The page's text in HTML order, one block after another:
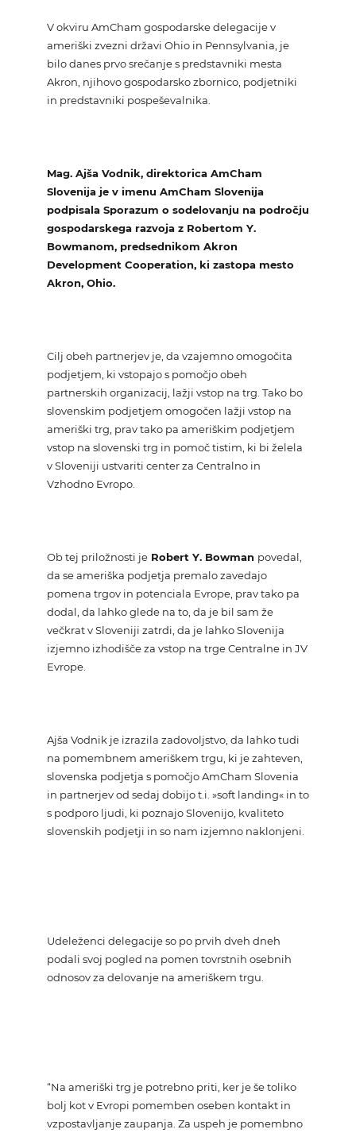
V okviru AmCham gospodarske delegacije v
ameriški zvezni državi Ohio in Pennsylvania, je
bilo danes prvo srečanje s predstavniki mesta
Akron, njihovo gospodarsko zbornico, podjetniki
in predstavniki pospeševalnika.
Mag. Ajša Vodnik, direktorica AmCham
Slovenija je v imenu AmCham Slovenija
podpisala Sporazum o sodelovanju na področju
gospodarskega razvoja z Robertom Y.
Bowmanom, predsednikom Akron
Development Cooperation, ki zastopa mesto
Akron, Ohio.
Cilj obeh partnerjev je, da vzajemno omogočita
podjetjem, ki vstopajo s pomočjo obeh
partnerskih organizacij, lažji vstop na trg. Tako bo
slovenskim podjetjem omogočen lažji vstop na
ameriški trg, prav tako pa ameriškim podjetjem
vstop na slovenski trg in pomoč tistim, ki bi želela
v Sloveniji ustvariti center za Centralno in
Vzhodno Evropo.
Ob tej priložnosti jeRobert Y. Bowman povedal,
da se ameriška podjetja premalo zavedajo
pomena trgov in potenciala Evrope, prav tako pa
dodal, da lahko glede na to, da je bil sam že
večkrat v Sloveniji zatrdi, da je lahko Slovenija
izjemno izhodišče za vstop na trge Centralne in JV
Evrope.
Ajša Vodnik je izrazila zadovoljstvo, da lahko tudi
na pomembnem ameriškem trgu, ki je zahteven,
slovenska podjetja s pomočjo AmCham Slovenia
in partnerjev od sedaj dobijo t.i. »soft landing« in to
s podporo ljudi, ki poznajo Slovenijo, kvaliteto
slovenskih podjetji in so nam izjemno naklonjeni.
Udeleženci delegacije so po prvih dveh dneh
podali svoj pogled na pomen tovrstnih osebnih
odnosov za delovanje na ameriškem trgu.
“Na ameriški trg je potrebno priti, ker je še toliko
bolj kot v Evropi pomemben oseben kontakt in
vzpostavljanje zaupanja. Za uspeh je pomembno